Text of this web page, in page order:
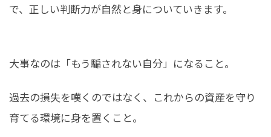
で、正しい判断力が自然と身についていきます。
大事なのは「もう騙されない自分」になること。
過去の損失を嘆くのではなく、これからの資産を守り
育てる環境に身を置くこと。